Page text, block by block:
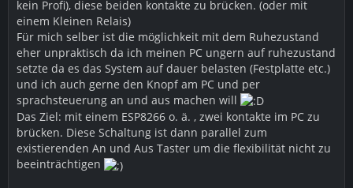
kein Profi), diese beiden kontakte zu brücken. (oder mit
einem Kleinen Relais)
Für mich selber ist die möglichkeit mit dem Ruhezustand
eher unpraktisch da ich meinen PC ungern auf ruhezustand
setzte da es das System auf dauer belasten (Festplatte etc.)
und ich auch gerne den Knopf am PC und per
sprachsteuerung an und aus machen will
Das Ziel: mit einem ESP8266 o. ä. , zwei kontakte im PC zu
brücken. Diese Schaltung ist dann parallel zum
existierenden An und Aus Taster um die flexibilität nicht zu
beeinträchtigen